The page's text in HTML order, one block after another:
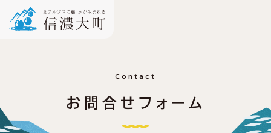
Contact
お問合せフォーム